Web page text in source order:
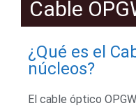
Cable
¿Qué es el
núcleos?
El cable óptico